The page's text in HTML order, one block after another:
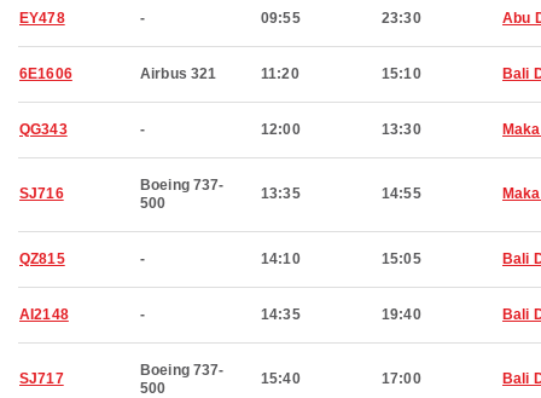
EY478 - 09:55 23:30 Abu
6E1606 Airbus 321 11:20 15:10 Bali
QG343 - 12:00 13:30
SJ716
Boeing 737-
500
13:35 14:55
QZ815 - 14:10 15:05 Bali
AI2148 - 14:35 19:40 Bali
SJ717
Boeing 737-
500
15:40 17:00 Bali